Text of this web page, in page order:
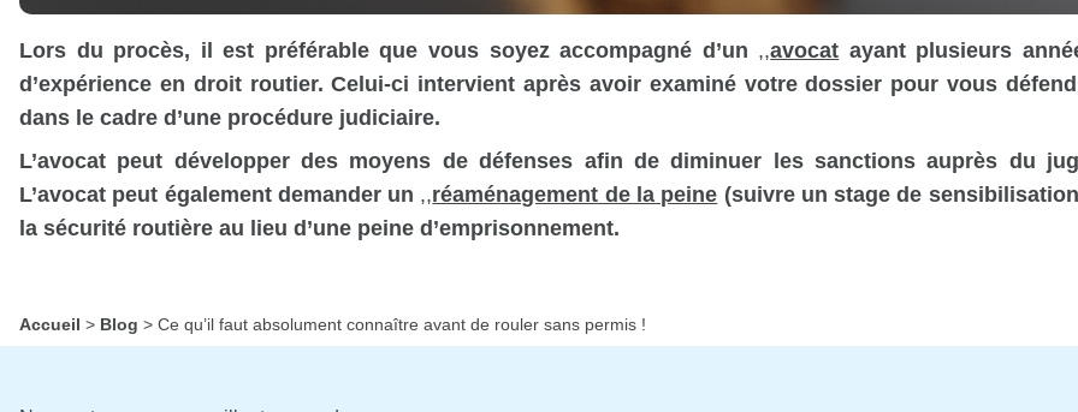
Lors du procès, il est préférable que vous soyez accompagné d’un ,,avocat ayant plusieurs
d’expérience en droit routier. Celui-ci intervient après avoir examiné votre dossier pour vous
dans le cadre d’une procédure judiciaire.
L’avocat peut développer des moyens de défenses afin de diminuer les sanctions auprès du
L’avocat peut également demander un ,,réaménagement de la peine (suivre un stage de
la sécurité routière au lieu d’une peine d’emprisonnement.
Accueil > Blog > Ce qu’il faut absolument connaître avant de rouler sans permis !